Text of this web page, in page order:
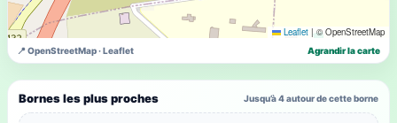
Leaflet |© OpenStreetMap
📍 OpenStreetMap · Leaflet Agrandir la carte
Bornes les plus proches Jusqu’à 4 autour de cette borne